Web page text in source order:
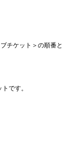
チケット＞の順番と
です。